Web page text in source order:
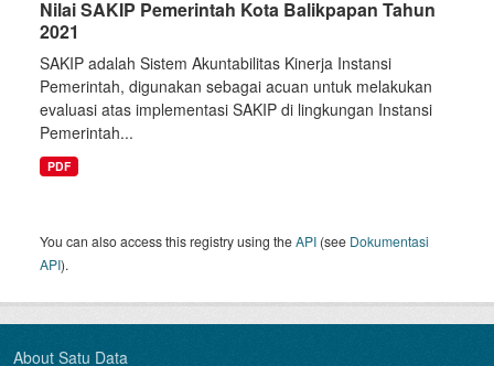
Nilai SAKIP Pemerintah Kota Balikpapan Tahun
2021
SAKIP adalah Sistem Akuntabilitas Kinerja Instansi
Pemerintah, digunakan sebagai acuan untuk melakukan
evaluasi atas implementasi SAKIP di lingkungan Instansi
Pemerintah...
PDF
You can also access this registry using theAPI (see Dokumentasi
API).
About Satu Data